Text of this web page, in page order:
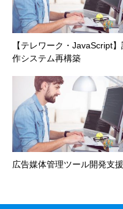
【テレワーク・JavaScript
作システム再構築
広告媒体管理ツール開発支援